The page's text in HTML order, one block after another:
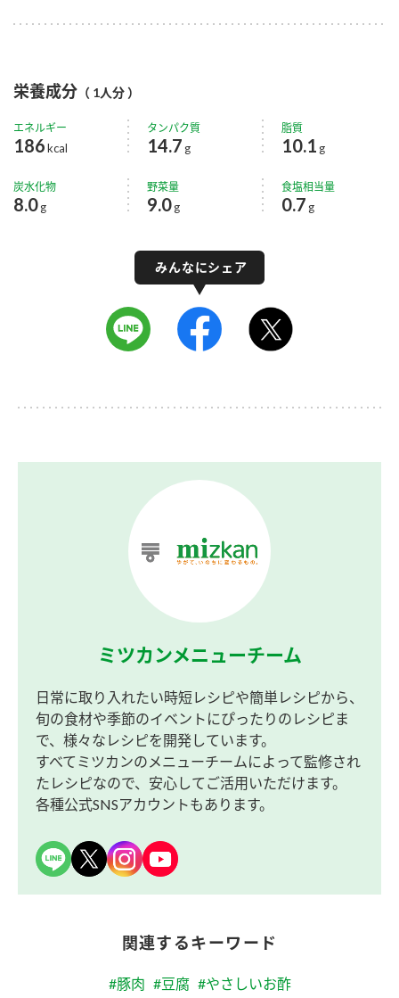
栄養成分 （ 1人分 ）
エネルギー
186kcal
タンパク質
14.7 g
脂質
10.1 g
炭水化物
8.0g
野菜量
9.0g
食塩相当量
0.7 g
ミツカンメニューチーム
日常に取り入れたい時短レシピや簡単レシピから、
旬の食材や季節のイベントにぴったりのレシピま
で、様々なレシピを開発しています。
すべてミツカンのメニューチームによって監修され
たレシピなので、安心してご活用いただけます。
各種公式SNSアカウントもあります。
関連するキーワード
#豚肉 #豆腐 #やさしいお酢